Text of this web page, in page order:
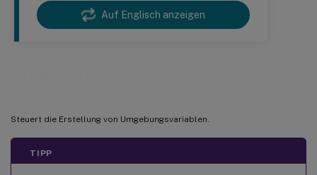
Auf Englisch anzeigen
Steuert die Erstellung von Umgebungsvariablen.
TIPP